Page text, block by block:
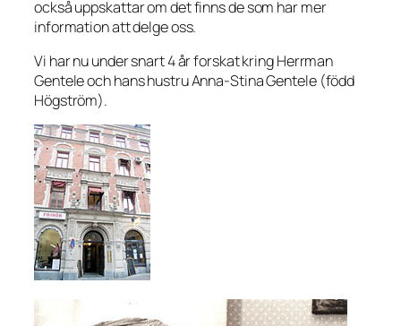
också uppskattar om det finns de som har mer
information att delge oss.
Vi har nu under snart 4 år forskat kring Herrman
Gentele och hans hustru Anna-Stina Gentele (född
Högström).